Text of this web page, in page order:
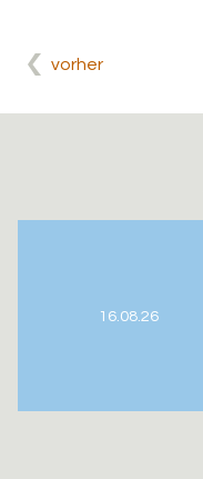
vorher
16.08.26